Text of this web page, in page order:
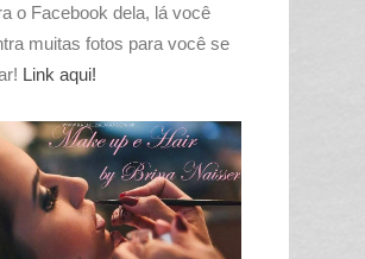
o Facebook dela, lá você
muitas fotos para você se
Link aqui!